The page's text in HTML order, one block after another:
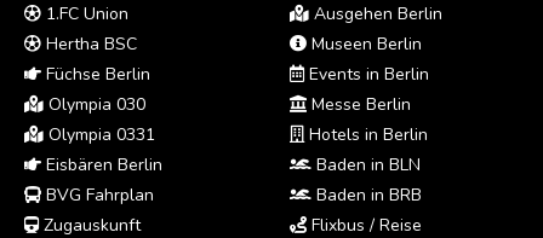
1.FC Union
Hertha BSC
Füchse Berlin
Olympia 030
Olympia 0331
Eisbären Berlin
BVG Fahrplan
Zugauskunft
Ausgehen Berlin
Museen Berlin
Events in Berlin
Messe Berlin
Hotels in Berlin
Baden in BLN
Baden in BRB
Flixbus / Reise